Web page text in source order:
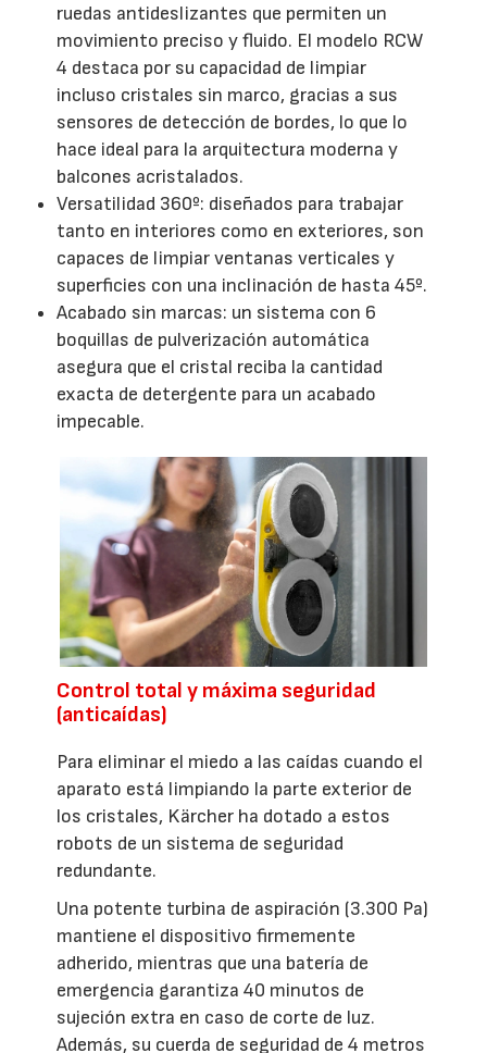
ruedas antideslizantes que permiten un
movimiento preciso y fluido. El modelo RCW
4 destaca por su capacidad de limpiar
incluso cristales sin marco, gracias a sus
sensores de detección de bordes, lo que lo
hace ideal para la arquitectura moderna y
balcones acristalados.
Versatilidad 360º: diseñados para trabajar
tanto en interiores como en exteriores, son
capaces de limpiar ventanas verticales y
superficies con una inclinación de hasta 45º.
Acabado sin marcas: un sistema con 6
boquillas de pulverización automática
asegura que el cristal reciba la cantidad
exacta de detergente para un acabado
impecable.
Control total y máxima seguridad
(anticaídas)
Para eliminar el miedo a las caídas cuando el
aparato está limpiando la parte exterior de
los cristales, Kärcher ha dotado a estos
robots de un sistema de seguridad
redundante.
Una potente turbina de aspiración (3.300 Pa)
mantiene el dispositivo firmemente
adherido, mientras que una batería de
emergencia garantiza 40 minutos de
sujeción extra en caso de corte de luz.
Además, su cuerda de seguridad de 4 metros